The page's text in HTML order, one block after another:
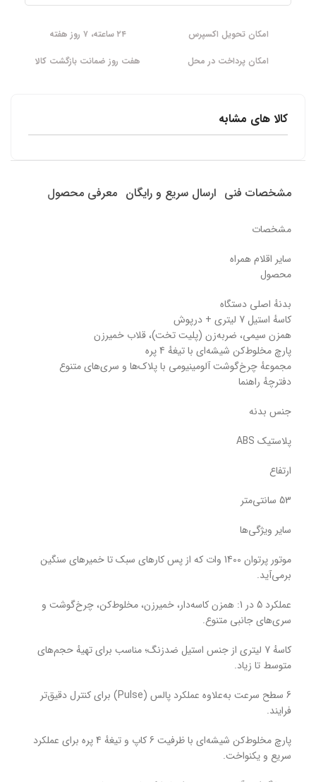
امکان تحویل اکسپرس
۲۴ ساعته، ۷ روز هفته
امکان پرداخت در محل
هفت روز ضمانت بازگشت کالا
کالا های مشابه
مشخصات فنی ارسال سریع و رایگان معرفی محصول
مشخصات
سایر اقلام همراه
محصول
بدنهٔ اصلی دستگاه
کاسهٔ استیل 7 لیتری + درپوش
همزن سیمی، ضربه‌زن (پلیت تخت)، قلاب خمیرزن
پارچ مخلوط‌کن شیشه‌ای با تیغهٔ 4 پره
مجموعهٔ چرخ‌گوشت آلومینیومی با پلاک‌ها و سری‌های متنوع
دفترچهٔ راهنما
جنس بدنه
پلاستیک ABS
ارتفاع
53 سانتی‌متر
سایر ویژگی‌ها
موتور پرتوان 1400 وات که از پس کارهای سبک تا خمیرهای سنگین
برمی‌آید.
عملکرد 5 در 1: همزن کاسه‌دار، خمیرزن، مخلوط‌کن، چرخ‌گوشت و
سری‌های جانبی متنوع.
کاسهٔ 7 لیتری از جنس استیل ضدزنگ؛ مناسب برای تهیهٔ حجم‌های
متوسط تا زیاد.
6 سطح سرعت به‌علاوه عملکرد پالس (Pulse) برای کنترل دقیق‌تر
فرایند.
پارچ مخلوط‌کن شیشه‌ای با ظرفیت 6 کاپ و تیغهٔ 4 پره برای عملکرد
سریع و یکنواخت.